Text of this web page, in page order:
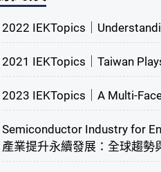
2022 IEKTopics｜
2021 IEKTopics｜Taiwan
2023 IEKTopics｜A Multi-
Semiconductor Industry for
產業提升永續發展：全球趨勢